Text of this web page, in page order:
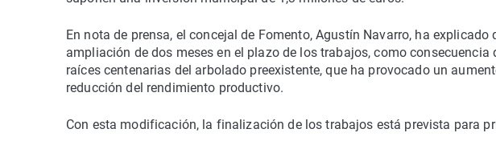
En nota de prensa, el concejal de Fomento, Agustín Navarro, ha
ampliación de dos meses en el plazo de los trabajos, como
raíces centenarias del arbolado preexistente, que ha provocado un
reducción del rendimiento productivo.
Con esta modificación, la finalización de los trabajos está prevista para